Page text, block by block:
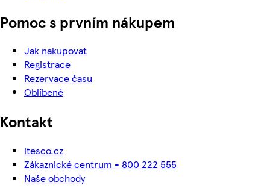
Pomoc s prvním nákupem
Jak nakupovat
Registrace
Rezervace času
Oblíbené
Kontakt
itesco.cz
Zákaznické centrum - 800 222 555
Naše obchody